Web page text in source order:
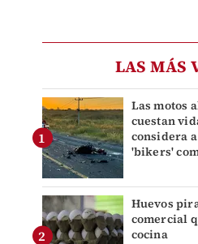
LAS MÁS
Las motos
cuestan
considera
'bikers'
Huevos
comercial
cocina